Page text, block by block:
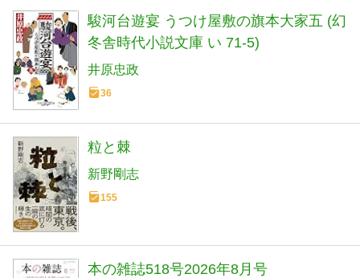
駿河台遊宴 うつけ屋敷の旗本大家五 (幻
冬舎時代小説文庫 い 71-5)
井原忠政
36
粒と棘
新野剛志
155
本の雑誌518号2026年8月号